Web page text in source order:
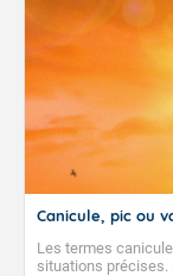
Canicule, pic ou
Les termes
situations précises.